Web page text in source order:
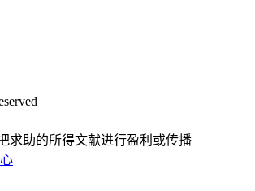
求助的所得文献进行盈利或传播